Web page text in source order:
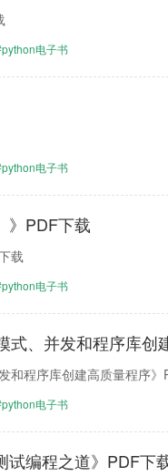
电子书
电子书
》PDF下载
载
电子书
式、并发和程序库
和程序库创建高质量程序
电子书
试编程之道》PDF下